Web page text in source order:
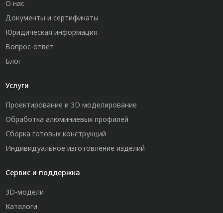
О нас
Документы и сертификаты
Юридическая информация
Вопрос-ответ
Блог
Услуги
Проектирование и 3D моделирование
Обработка алюминиевых профилей
Сборка готовых конструкций
Индивидуальное изготовление изделий
Сервис и поддержка
3D-модели
Каталоги